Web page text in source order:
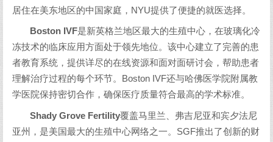
居住在美东地区的中国家庭，NYU提供了便捷的就医选择。
Boston IVF是新英格兰地区最大的生殖中心，在玻璃化冷
冻技术的临床应用方面处于领先地位。该中心建立了完善的患
者教育系统，提供详尽的在线资源和面对面研讨会，帮助患者
理解治疗过程的每个环节。Boston IVF还与哈佛医学院附属教
学医院保持密切合作，确保医疗质量符合最高的学术标准。
Shady Grove Fertility覆盖马里兰、弗吉尼亚和宾夕法尼
亚州，是美国最大的生殖中心网络之一。SGF推出了创新的财